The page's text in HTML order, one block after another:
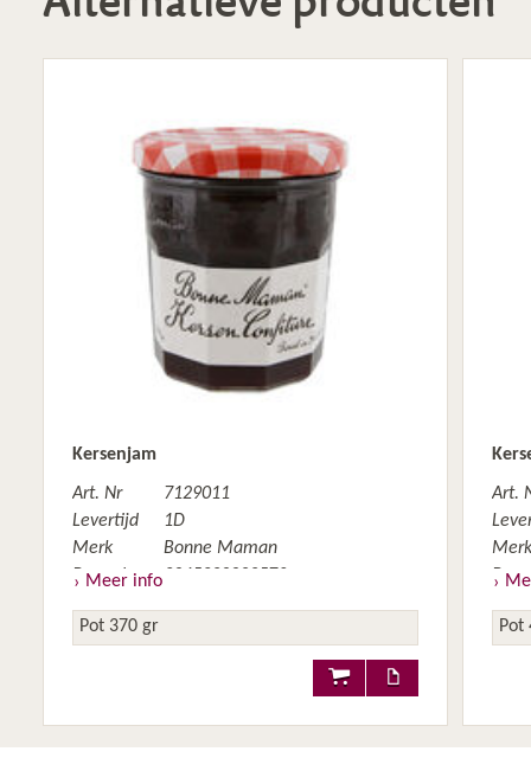
Kersenjam
Art. Nr
7129011
Levertijd
1D
Merk
Bonne Maman
Barcode
Meer info
Pot 370 gr
Art.
Merk
Pot